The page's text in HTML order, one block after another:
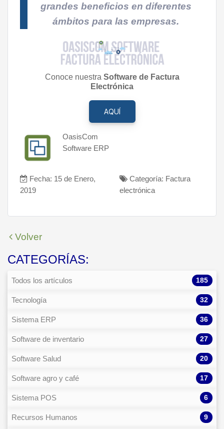
grandes beneficios en diferentes
ámbitos para las empresas.
Conoce nuestra Software de Factura
Electrónica
AQUÍ
OasisCom
Software ERP
Fecha: 15 de Enero,
2019
Categoría: Factura
electrónica
Volver
CATEGORÍAS:
Todos los artículos 185
Tecnología 32
Sistema ERP 36
Software de inventario 27
Software Salud 20
Software agro y café 17
Sistema POS 6
Recursos Humanos 9